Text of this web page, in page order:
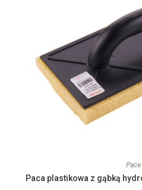
Pace
Paca plastikowa z gąbką